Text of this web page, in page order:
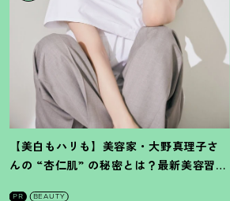
【美白もハリも】美容家・大野真理子さ
んの “杏仁肌” の秘密とは ？ 最新美容習慣
PR BEAUTY